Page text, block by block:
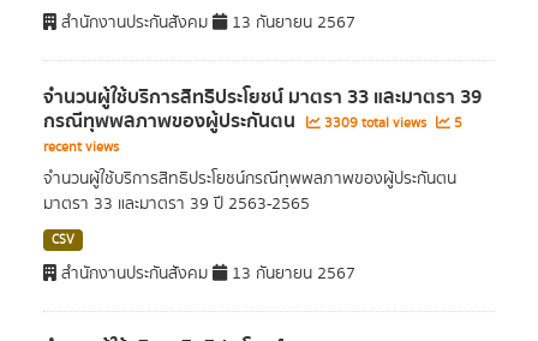
สำนักงานประกันสังคม 13 กันยายน 2567
จำนวนผู้ใช้บริการสิทธิประโยชน์ มาตรา 33 และมาตรา 39
กรณีทุพพลภาพของผู้ประกันตน 3309 total views
5
recent views
จำนวนผู้ใช้บริการสิทธิประโยชน์กรณีทุพพลภาพของผู้ประกันตน
มาตรา 33 และมาตรา 39 ปี 2563-2565
CSV
สำนักงานประกันสังคม 13 กันยายน 2567